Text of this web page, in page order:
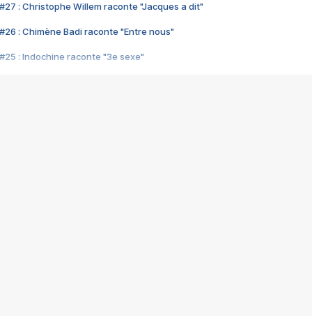
#27 : Christophe Willem raconte "Jacques a dit"
#26 : Chimène Badi raconte "Entre nous"
#25 : Indochine raconte "3e sexe"